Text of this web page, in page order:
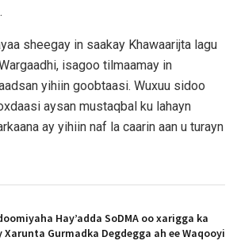
sheegay in saakay Khawaarijta lagu
isagoo tilmaamay in
yihiin goobtaasi. Wuxuu sidoo
aysan mustaqbal ku lahayn
ay yihiin naf la caarin aan u turayn
Hay’adda SoDMA oo xarigga ka
Xarunta Gurmadka Degdegga ah ee Waqooyi